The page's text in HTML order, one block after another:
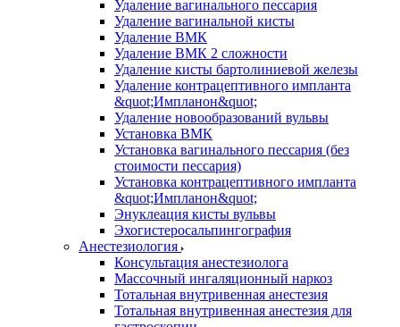
Удаление вагинального пессария
Удаление вагинальной кисты
Удаление ВМК
Удаление ВМК 2 сложности
Удаление кисты бартолиниевой железы
Удаление контрацептивного импланта
&quot;Импланон&quot;
Удаление новообразований вульвы
Установка ВМК
Установка вагинального пессария (без
стоимости пессария)
Установка контрацептивного импланта
&quot;Импланон&quot;
Энуклеация кисты вульвы
Эхогистеросальпингография
Анестезиология
Консультация анестезиолога
Массочный ингаляционный наркоз
Тотальная внутривенная анестезия
Тотальная внутривенная анестезия для